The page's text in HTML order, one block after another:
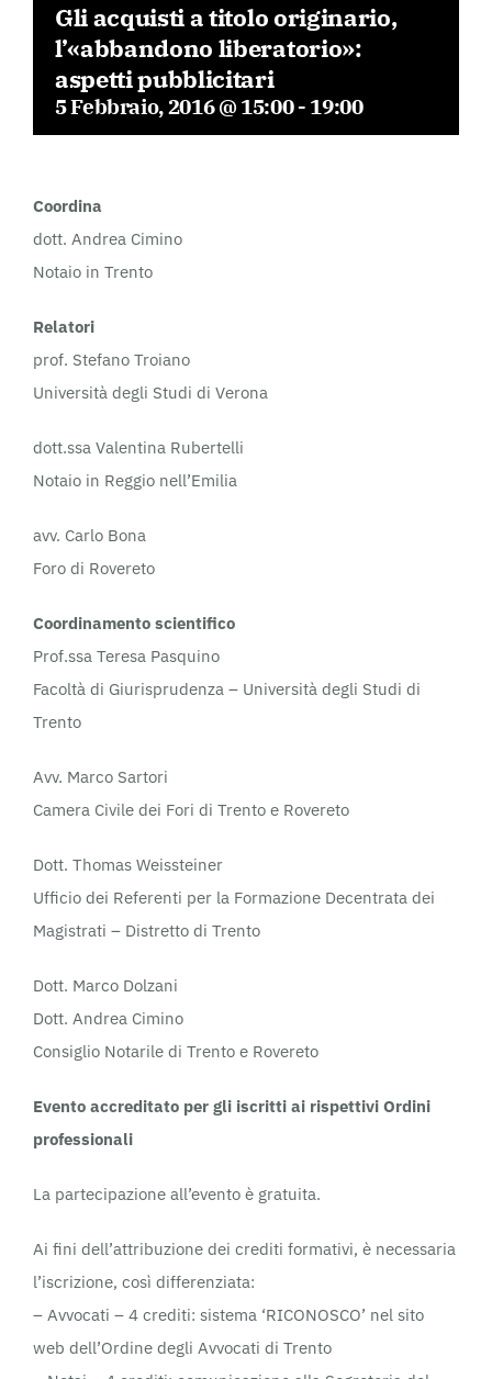
Gli acquisti a titolo originario,
l’«abbandono liberatorio»:
aspetti pubblicitari
5 Febbraio, 2016 @ 15:00- 19:00
Coordina
dott. Andrea Cimino
Notaio in Trento
Relatori
prof. Stefano Troiano
Università degli Studi di Verona
dott.ssa Valentina Rubertelli
Notaio in Reggio nell’Emilia
avv. Carlo Bona
Foro di Rovereto
Coordinamento scientifico
Prof.ssa Teresa Pasquino
Facoltà di Giurisprudenza – Università degli Studi di
Trento
Avv. Marco Sartori
Camera Civile dei Fori di Trento e Rovereto
Dott. Thomas Weissteiner
Ufficio dei Referenti per la Formazione Decentrata dei
Magistrati – Distretto di Trento
Dott. Marco Dolzani
Dott. Andrea Cimino
Consiglio Notarile di Trento e Rovereto
Evento accreditato per gli iscritti ai rispettivi Ordini
professionali
La partecipazione all’evento è gratuita.
Ai fini dell’attribuzione dei crediti formativi, è necessaria
l’iscrizione, così differenziata:
– Avvocati – 4 crediti: sistema ‘RICONOSCO’ nel sito
web dell’Ordine degli Avvocati di Trento